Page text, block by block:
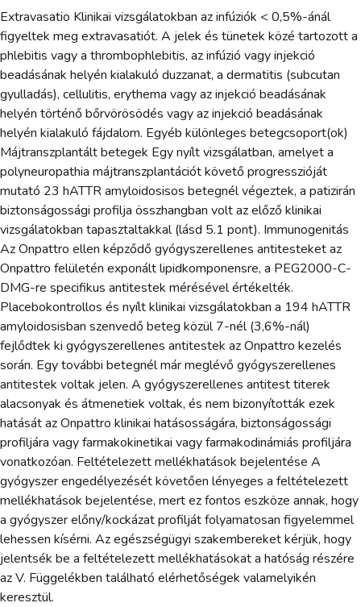
Extravasatio Klinikai vizsgálatokban az infúziók < 0,5%-ánál
figyeltek meg extravasatiót. A jelek és tünetek közé tartozott a
phlebitis vagy a thrombophlebitis, az infúzió vagy injekció
beadásának helyén kialakuló duzzanat, a dermatitis (subcutan
gyulladás), cellulitis, erythema vagy az injekció beadásának
helyén történő bőrvörösödés vagy az injekció beadásának
helyén kialakuló fájdalom. Egyéb különleges betegcsoport(ok)
Májtranszplantált betegek Egy nyílt vizsgálatban, amelyet a
polyneuropathia májtranszplantációt követő progresszióját
mutató 23 hATTR amyloidosisos betegnél végeztek, a patizirán
biztonságossági profilja összhangban volt az előző klinikai
vizsgálatokban tapasztaltakkal (lásd 5.1 pont). Immunogenitás
Az Onpattro ellen képződő gyógyszerellenes antitesteket az
Onpattro felületén exponált lipidkomponensre, a PEG2000-C-
DMG-re specifikus antitestek mérésével értékelték.
Placebokontrollos és nyílt klinikai vizsgálatokban a 194 hATTR
amyloidosisban szenvedő beteg közül 7-nél (3,6%-nál)
fejlődtek ki gyógyszerellenes antitestek az Onpattro kezelés
során. Egy további betegnél már meglévő gyógyszerellenes
antitestek voltak jelen. A gyógyszerellenes antitest titerek
alacsonyak és átmenetiek voltak, és nem bizonyították ezek
hatását az Onpattro klinikai hatásosságára, biztonságossági
profiljára vagy farmakokinetikai vagy farmakodinámiás profiljára
vonatkozóan. Feltételezett mellékhatások bejelentése A
gyógyszer engedélyezését követően lényeges a feltételezett
mellékhatások bejelentése, mert ez fontos eszköze annak, hogy
a gyógyszer előny/kockázat profilját folyamatosan figyelemmel
lehessen kísérni. Az egészségügyi szakembereket kérjük, hogy
jelentsék be a feltételezett mellékhatásokat a hatóság részére
az V. Függelékben található elérhetőségek valamelyikén
keresztül.